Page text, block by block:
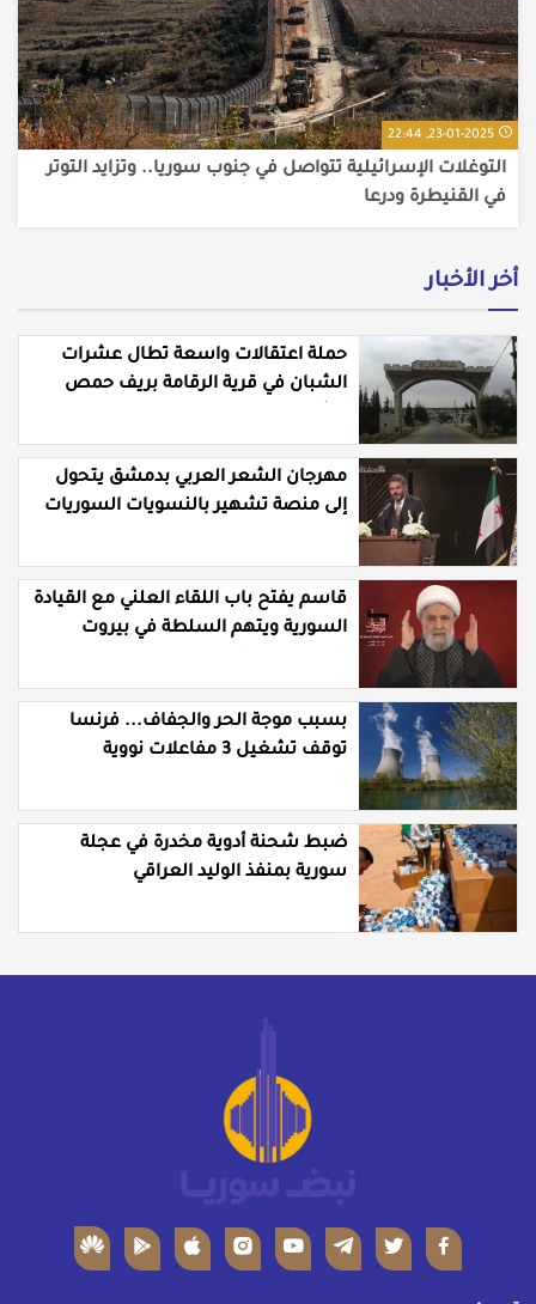
23-01-2025, 22:44
التوغلات الإسرائيلية تتواصل في جنوب سوريا.. وتزايد التوتر
في القنيطرة ودرعا
أخر الأخبار
حملة اعتقالات واسعة تطال عشرات
الشبان في قرية الرقامة بريف حمص
مهرجان الشعر العربي بدمشق يتحول
إلى منصة تشهير بالنسويات السوريات
قاسم يفتح باب اللقاء العلني مع القيادة
السورية ويتهم السلطة في بيروت
بسبب موجة الحر والجفاف... فرنسا
توقف تشغيل 3 مفاعلات نووية
ضبط شحنة أدوية مخدرة في عجلة
سورية بمنفذ الوليد العراقي